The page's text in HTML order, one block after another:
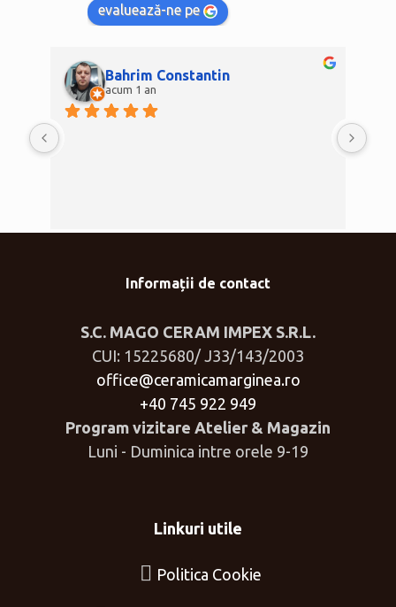
evaluează-ne pe
Bahrim Constantin
acum 1 an
Informații de contact
S.C. MAGO CERAM IMPEX S.R.L.
CUI: 15225680/ J33/143/2003
office@ceramicamarginea.ro
+40 745 922 949
Program vizitare Atelier & Magazin
Luni - Duminica intre orele 9-19
Linkuri utile
Politica Cookie